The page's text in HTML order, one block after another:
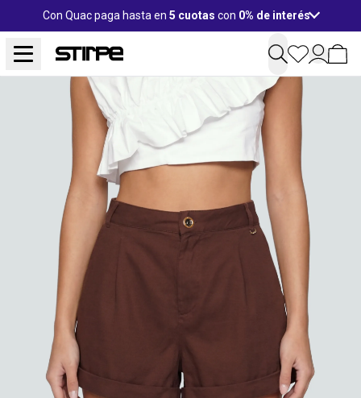
Con Quac paga hasta en 5 cuotas con 0% de interés